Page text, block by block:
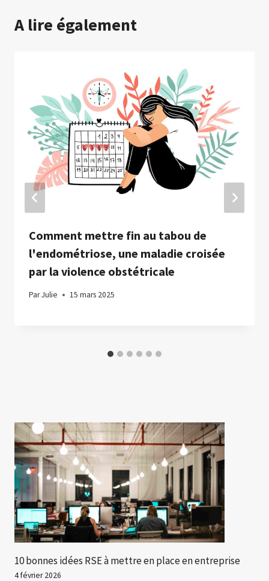
A lire également
Comment mettre fin au tabou de
l'endométriose, une maladie croisée
par la violence obstétricale
ParJulie 15 mars 2025
10 bonnes idées RSE à mettre en place en entreprise
4 février 2026